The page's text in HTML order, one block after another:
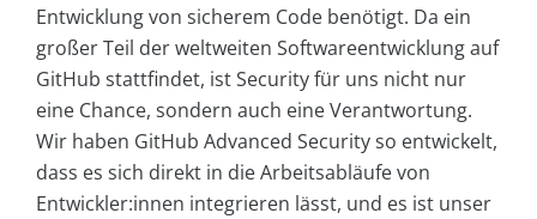
Entwicklung von sicherem Code benötigt. Da ein
großer Teil der weltweiten Softwareentwicklung auf
GitHub stattfindet, ist Security für uns nicht nur
eine Chance, sondern auch eine Verantwortung.
Wir haben GitHub Advanced Security so entwickelt,
dass es sich direkt in die Arbeitsabläufe von
Entwickler:innen integrieren lässt, und es ist unser